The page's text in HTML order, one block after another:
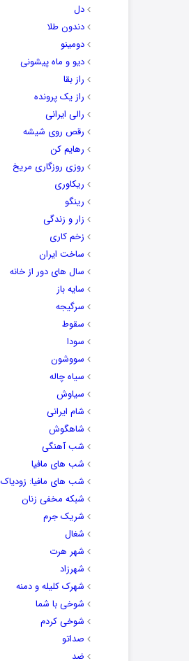
دل
دندون طلا
دومینو
دیو و ماه پیشونی
راز بقا
راز یک پرونده
رالی ایرانی
رقص روی شیشه
رهایم کن
روزی روزگاری مریخ
ریکاوری
رینگو
زار و زندگی
زخم کاری
ساخت ایران
سال های دور از خانه
سایه باز
سرگیجه
سقوط
سودا
سووشون
سیاه چاله
سیاوش
شام ایرانی
شاهگوش
شب آهنگی
شب های مافیا
شب های مافیا: زودیاک
شبکه مخفی زنان
شریک جرم
شغال
شهر هرت
شهرزاد
شهرک کلیله و دمنه
شوخی با شما
شوخی کردم
صداتو
ضد